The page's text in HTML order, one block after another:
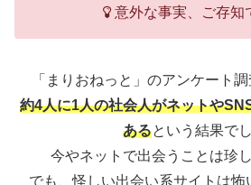
意外な事実、ご存知
「まりおねっと」のアンケート
約4人に1人の社会人がネットや
あるという結果でし
今やネットで出会うことは珍
でも、怪しい出会い系サイトは怖